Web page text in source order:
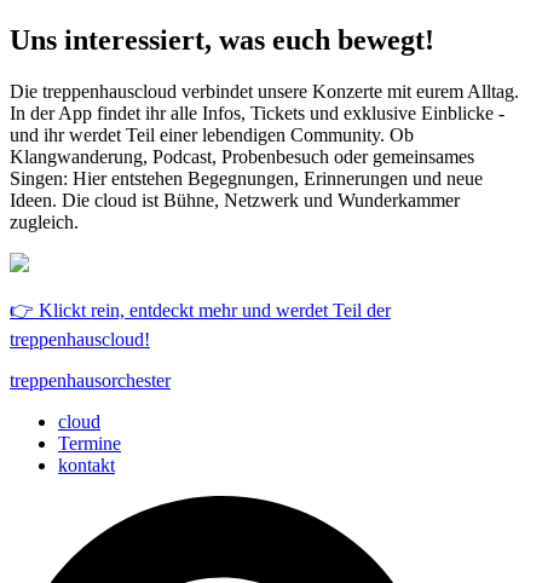
Uns interessiert, was euch bewegt!
Die treppenhauscloud verbindet unsere Konzerte mit eurem Alltag.
In der App findet ihr alle Infos, Tickets und exklusive Einblicke -
und ihr werdet Teil einer lebendigen Community. Ob
Klangwanderung, Podcast, Probenbesuch oder gemeinsames
Singen: Hier entstehen Begegnungen, Erinnerungen und neue
Ideen. Die cloud ist Bühne, Netzwerk und Wunderkammer
zugleich.
👉 Klickt rein, entdeckt mehr und werdet Teil der
treppenhauscloud!
treppenhausorchester
cloud
Termine
kontakt